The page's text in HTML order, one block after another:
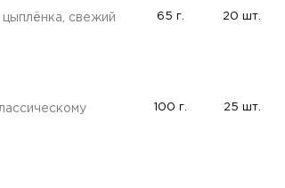
свежий
65 г. 20 шт.
100 г. 25 шт.